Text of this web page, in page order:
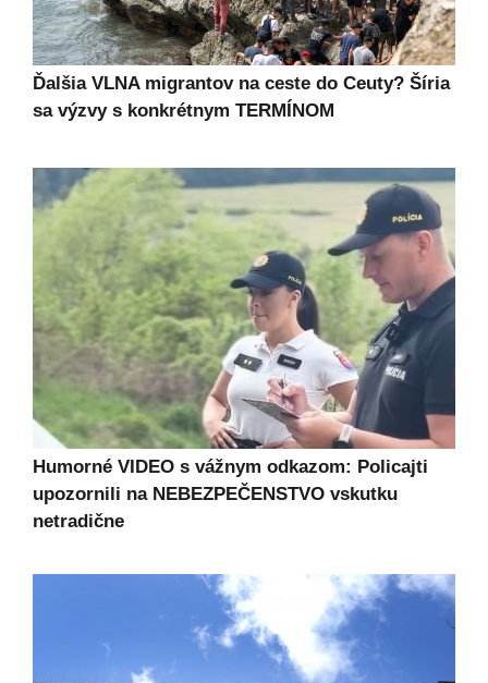
Ďalšia VLNA migrantov na ceste do Ceuty? Šíria
sa výzvy s konkrétnym TERMÍNOM
Humorné VIDEO s vážnym odkazom: Policajti
upozornili na NEBEZPEČENSTVO vskutku
netradične